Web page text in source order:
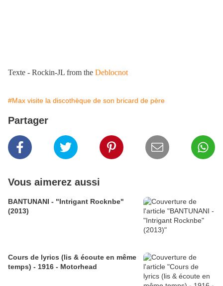
Texte - Rockin-JL from the Deblocnot
#Max visite la discothèque de son bricard de père
Partager
Vous aimerez aussi
BANTUNANI - "Intrigant Rocknbe"
(2013)
Cours de lyrics (lis & écoute en même
temps) - 1916 - Motorhead